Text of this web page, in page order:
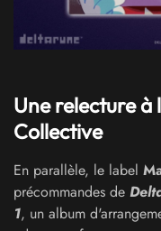
Une relecture
Collective
En parallèle, le label
précommandes de
1, un album